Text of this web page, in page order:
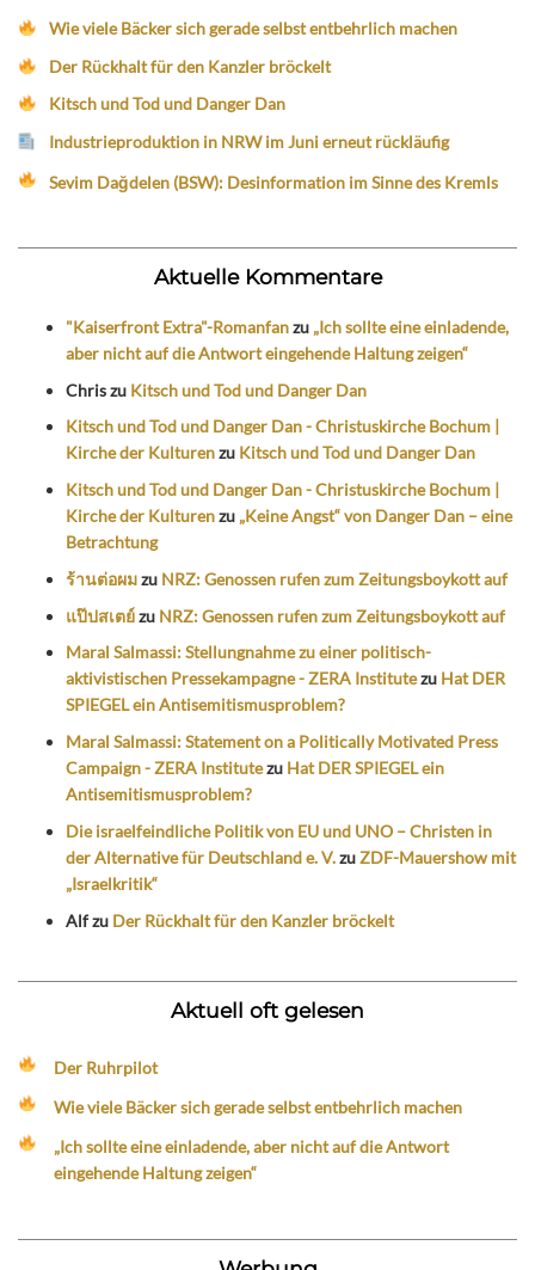
Wie viele Bäcker sich gerade selbst entbehrlich machen
Der Rückhalt für den Kanzler bröckelt
Kitsch und Tod und Danger Dan
Industrieproduktion in NRW im Juni erneut rückläufig
Sevim Dağdelen (BSW): Desinformation im Sinne des Kremls
Aktuelle Kommentare
"Kaiserfront Extra"-Romanfanzu „Ich sollte eine einladende,
aber nicht auf die Antwort eingehende Haltung zeigen“
Chriszu Kitsch und Tod und Danger Dan
Kitsch und Tod und Danger Dan - Christuskirche Bochum |
Kirche der Kulturenzu Kitsch und Tod und Danger Dan
Kitsch und Tod und Danger Dan - Christuskirche Bochum |
Kirche der Kulturenzu „Keine Angst“ von Danger Dan – eine
Betrachtung
ร้านต่อผมzu NRZ: Genossen rufen zum Zeitungsboykott auf
แป๊ปสเตย์zu NRZ: Genossen rufen zum Zeitungsboykott auf
Maral Salmassi: Stellungnahme zu einer politisch-
aktivistischen Pressekampagne - ZERA Institutezu Hat DER
SPIEGEL ein Antisemitismusproblem?
Maral Salmassi: Statement on a Politically Motivated Press
Campaign - ZERA Institutezu Hat DER SPIEGEL ein
Antisemitismusproblem?
Die israelfeindliche Politik von EU und UNO – Christen in
der Alternative für Deutschland e. V.zuZDF-Mauershow mit
„Israelkritik“
Alfzu Der Rückhalt für den Kanzler bröckelt
Aktuell oft gelesen
Der Ruhrpilot
Wie viele Bäcker sich gerade selbst entbehrlich machen
„Ich sollte eine einladende, aber nicht auf die Antwort
eingehende Haltung zeigen“